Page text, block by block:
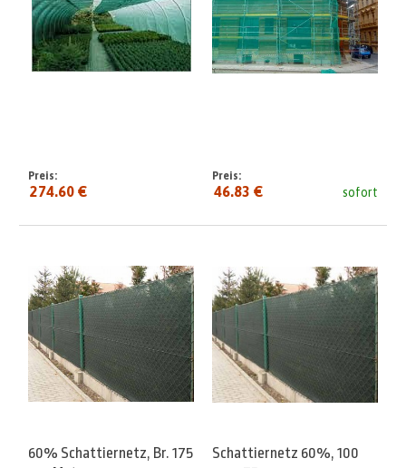
Preis:
274.60 € sofort
Preis:
46.83 €
60% Schattiernetz, Br. 175
Schattiernetz 60%, 100